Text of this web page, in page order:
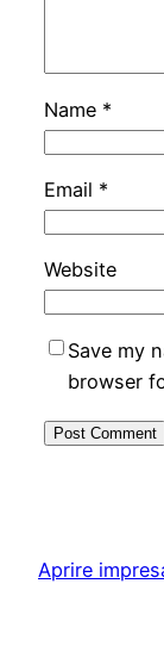
Name *
Email *
Website
Save my
browser
Aprire